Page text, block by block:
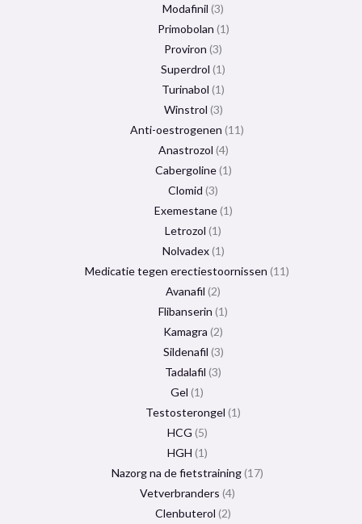
Modafinil 3
Primobolan 1
Proviron 3
Superdrol 1
Turinabol 1
Winstrol 3
Anti-oestrogenen 11
Anastrozol 4
Cabergoline 1
Clomid 3
Exemestane 1
Letrozol 1
Nolvadex 1
Medicatie tegen erectiestoornissen 11
Avanafil 2
Flibanserin 1
Kamagra 2
Sildenafil 3
Tadalafil 3
Gel 1
Testosterongel 1
HCG 5
HGH 1
Nazorg na de fietstraining 17
Vetverbranders 4
Clenbuterol 2